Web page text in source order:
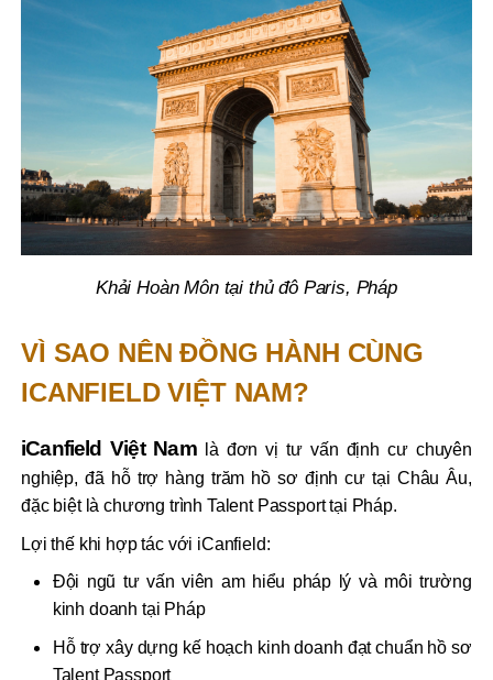
Khải Hoàn Môn tại thủ đô Paris, Pháp
VÌ SAO NÊN ĐỒNG HÀNH CÙNG
ICANFIELD VIỆT NAM?
iCanfield Việt Namlà đơn vị tư vấn định cư chuyên
nghiệp, đã hỗ trợ hàng trăm hồ sơ định cư tại Châu Âu,
đặc biệt là chương trình Talent Passport tại Pháp.
Lợi thế khi hợp tác với iCanfield:
Đội ngũ tư vấn viên am hiểu pháp lý và môi trường
kinh doanh tại Pháp
Hỗ trợ xây dựng kế hoạch kinh doanh đạt chuẩn hồ sơ
Talent Passport